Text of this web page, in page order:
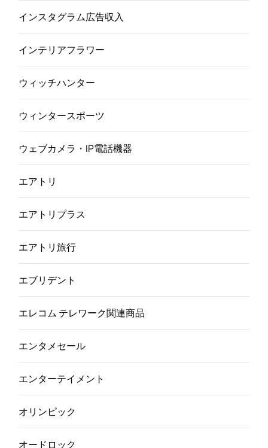
インスタグラム広告収入
インテリアフラワー
ウィッチハンター
ウィンタースポーツ
ウェブカメラ・IP電話機器
エアトリ
エアトリプラス
エアトリ旅行
エブリデント
エレコム テレワーク関連商品
エンタメセール
エンターテイメント
オリンピック
オードロック